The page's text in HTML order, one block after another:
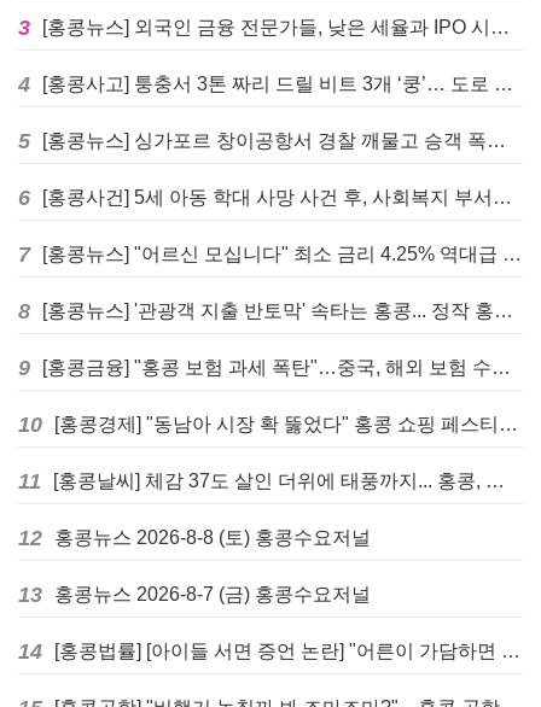
3 [홍콩뉴스] 외국인 금융 전문가들, 낮은 세율과 IPO 시장 회복에 홍콩으로 '대거 복귀'
4 [홍콩사고] 퉁충서 3톤 짜리 드릴 비트 3개 ‘쿵’… 도로 파손·교통 마비
5 [홍콩뉴스] 싱가포르 창이공항서 경찰 깨물고 승객 폭행한 홍콩 모자, 결국 감옥행
6 [홍콩사건] 5세 아동 학대 사망 사건 후, 사회복지 부서에 내부 검토 및 교육 강화 촉구
7 [홍콩뉴스] "어르신 모십니다" 최소 금리 4.25% 역대급 혜택, 홍콩 실버채권 발행
8 [홍콩뉴스] '관광객 지출 반토막' 속타는 홍콩... 정작 홍콩인들은 지갑 들고 해외로?
9 [홍콩금융] "홍콩 보험 과세 폭탄"…중국, 해외 보험 수익에 20% 세금 부과로 관련주 급락
10 [홍콩경제] "동남아 시장 확 뚫었다" 홍콩 쇼핑 페스티벌, 매출 대박 행진
11 [홍콩날씨] 체감 37도 살인 더위에 태풍까지... 홍콩, 주말 내내 '초비상'
12 홍콩뉴스 2026-8-8 (토) 홍콩수요저널
13 홍콩뉴스 2026-8-7 (금) 홍콩수요저널
14 [홍콩법률] [아이들 서면 증언 논란] "어른이 가담하면 왜곡된다"… 홍콩 변호사회, 정부 성범죄법 개정안에 제동